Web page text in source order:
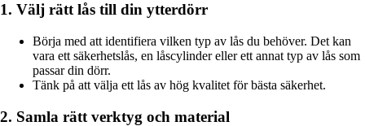
1. Välj rätt lås till din ytterdörr
Börja med att identifiera vilken typ av lås du behöver. Det kan
vara ett säkerhetslås, en låscylinder eller ett annat typ av lås som
passar din dörr.
Tänk på att välja ett lås av hög kvalitet för bästa säkerhet.
2. Samla rätt verktyg och material